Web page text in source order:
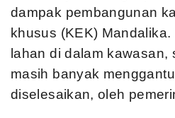
dampak pembangunan
khusus (KEK)
lahan di dalam kawasan,
masih banyak
diselesaikan, oleh